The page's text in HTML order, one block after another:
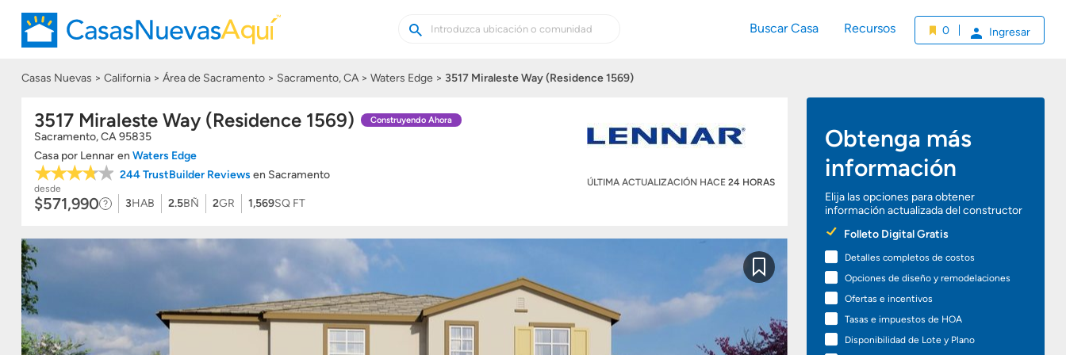
Buscar
casas
Buscar
Buscar Casa Recursos 0 Ingresar
Casas Nuevas California Área de Sacramento Sacramento, CA Waters Edge 3517 Miraleste Way (Residence 1569)
3517 Miraleste Way (Residence 1569) Construyendo Ahora
Sacramento,CA95835
Casa por Lennar en Waters Edge
244 TrustBuilder Reviews en Sacramento
ÚLTIMA ACTUALIZACIÓN HACE 24 HORAS
desde
$571,990 3HAB 2.5BÑ 2GR 1,569SQ FT
Obtenga más
información
Elija las opciones para obtener
información actualizada del constructor
Preferred
Options
Folleto Digital Gratis
Detalles completos de costos
Opciones de diseño y remodelaciones
Ofertas e incentivos
Tasas e impuestos de HOA
Disponibilidad de Lote y Plano
Guardar